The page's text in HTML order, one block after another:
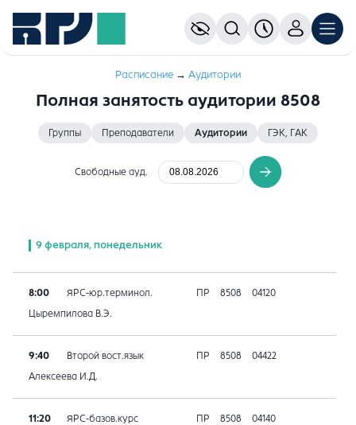
Расписание → Аудитории
Полная занятость аудитории 8508
Группы Преподаватели Аудитории ГЭК, ГАК
Свободные ауд.
9 февраля, понедельник
8:00 ЯРС-юр.терминол. ПР 8508 04120
Цыремпилова В.Э.
9:40 Второй вост.язык ПР 8508 04422
Алексеева И.Д.
11:20 ЯРС-базов.курс ПР 8508 04140